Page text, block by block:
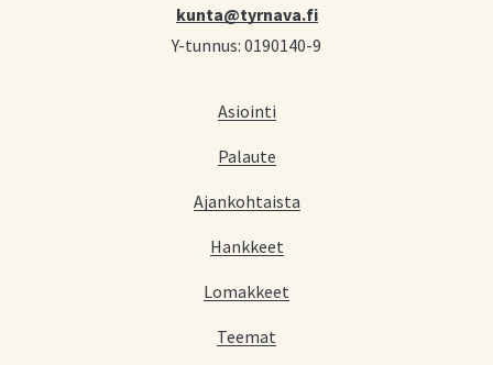
kunta@tyrnava.fi
Y-tunnus: 0190140-9
Asiointi
Palaute
Ajankohtaista
Hankkeet
Lomakkeet
Teemat